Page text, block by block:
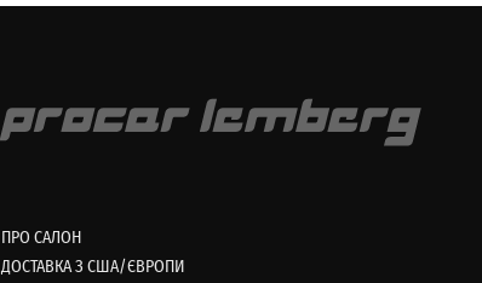
ПРО САЛОН
ДОСТАВКА З США/ЄВРОПИ